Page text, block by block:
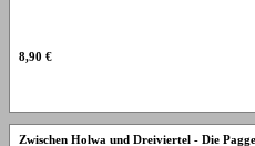
8,90 €
Zwischen Holwa und Dreiviertel - Die